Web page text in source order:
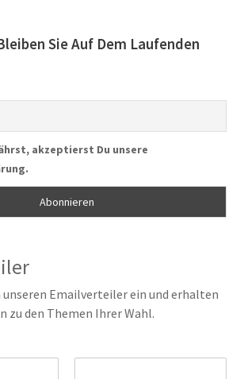
Sie Auf Dem Laufenden
akzeptierst Du unsere
unseren Emailverteiler ein und erhalten
zu den Themen Ihrer Wahl.